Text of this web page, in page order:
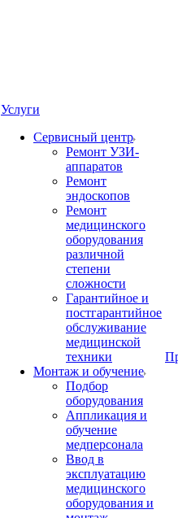
Услуги
Сервисный центр
Ремонт УЗИ-
аппаратов
Ремонт
эндоскопов
Ремонт
медицинского
оборудования
различной
степени
сложности
Гарантийное и
постгарантийное
обслуживание
медицинской
техники
Монтаж и обучение
Подбор
оборудования
Аппликация и
обучение
медперсонала
Ввод в
эксплуатацию
медицинского
оборудования и